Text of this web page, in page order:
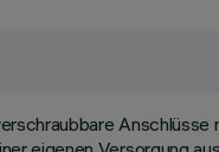
Anschlüsse